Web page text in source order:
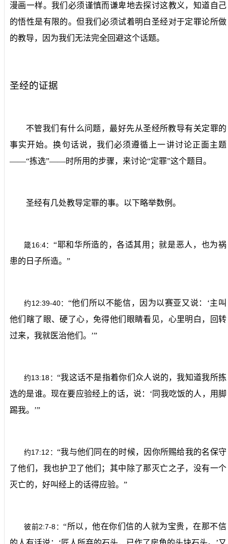
漫画一样。我们必须谨慎而谦卑地去探讨这教义，知道自己
的悟性是有限的。但我们必须试着明白圣经对于定罪论所做
的教导，因为我们无法完全回避这个话题。
圣经的证据
不管我们有什么问题，最好先从圣经所教导有关定罪的
事实开始。换句话说，我们必须遵循上一讲讨论正面主题
——“拣选”——时所用的步骤，来讨论“定罪”这个题目。
圣经有几处教导定罪的事。以下略举数例。
箴16:4： “耶和华所造的，各适其用；就是恶人，也为祸
患的日子所造。”
约 12:39-40： “他们所以不能信，因为以赛亚又说：‘主叫
他们瞎了眼、硬了心，免得他们眼睛看见，心里明白，回转
过来，我就医治他们。’”
约13:18 ： “我这话不是指着你们众人说的，我知道我所拣
选的是谁。现在要应验经上的话，说：‘同我吃饭的人，用脚
踢我。’”
约17:12 ： “我与他们同在的时候，因你所赐给我的名保守
了他们，我也护卫了他们；其中除了那灭亡之子，没有一个
灭亡的，好叫经上的话得应验。”
彼前2:7-8 ：“所以，他在你们信的人就为宝贵，在那不信